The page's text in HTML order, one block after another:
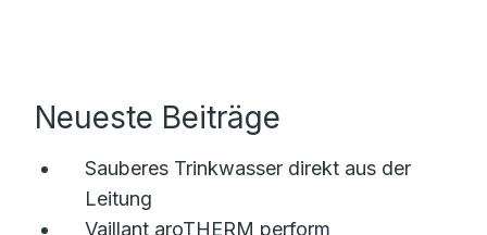
Neueste Beiträge
Sauberes Trinkwasser direkt aus der
Leitung
Vaillant aroTHERM perform